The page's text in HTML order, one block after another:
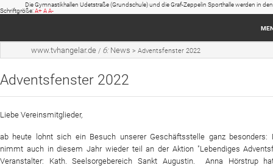
Die Gymnastikhallen Udetstraße (Grundschule) und die Graf-Zeppelin Sporthalle werden in den
Schriftgröße:A+AA-
Startseite
Sportangebot
Website
www.tvhangelar.de / 6: News > Adventsfenster 2022
Adventsfenster 2022
Liebe Vereinsmitglieder,
ab heute lohnt sich ein Besuch unserer Geschäftsstelle ganz besonders:
nimmt auch in diesem Jahr wieder teil an der Aktion "Lebendiges
Veranstalter: Kath. Seelsorgebereich Sankt Augustin. Anna Hörstrup